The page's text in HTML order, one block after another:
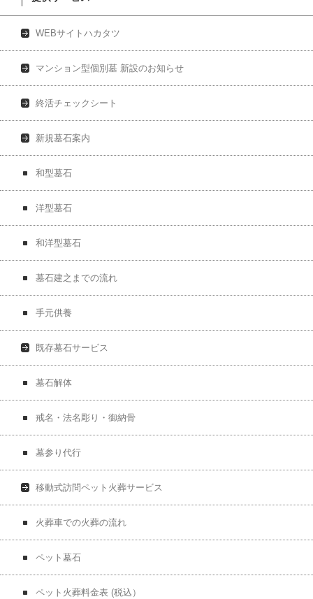
WEBサイトハカタツ
マンション型個別墓 新設のお知らせ
終活チェックシート
新規墓石案内
和型墓石
洋型墓石
和洋型墓石
墓石建之までの流れ
手元供養
既存墓石サービス
墓石解体
戒名・法名彫り・御納骨
墓参り代行
移動式訪問ペット火葬サービス
火葬車での火葬の流れ
ペット墓石
ペット火葬料金表 (税込）